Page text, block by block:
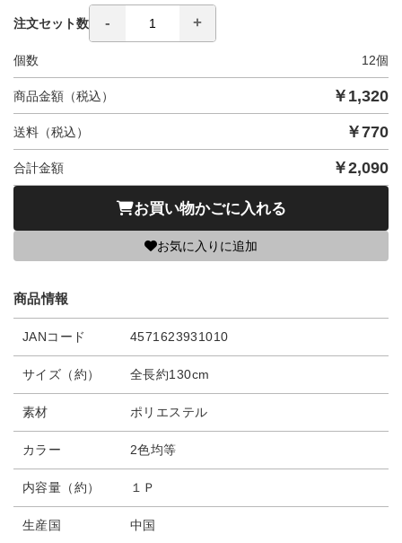
注文セット数
個数 12個
商品金額（税込） ￥ 1,320
送料（税込） ￥770
合計金額 ￥2,090
お買い物かごに入れる
お気に入りに追加
商品情報
JANコード 4571623931010
サイズ（約） 全長約130cm
素材 ポリエステル
カラー 2色均等
内容量（約） １Ｐ
生産国 中国